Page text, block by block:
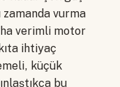
zamanda vurma
verimli motor
ihtiyaç
küçük
bu